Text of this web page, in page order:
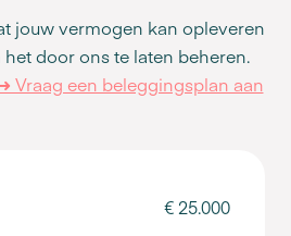
jouw vermogen kan opleveren
door ons te laten beheren.
Vraag een beleggingsplan aan
€ 25.000